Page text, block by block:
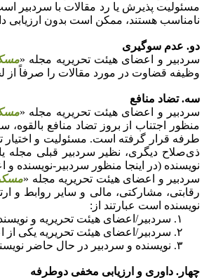
مسئولیت پذیرش یا رد مقالات با سردبیر
نامناسب هستند، ممکن است بدون ارزیابی
دو. عدم سوگیری
سردبیر و اعضای هیئت تحریریه مجله «
وظیفه قضاوت در مورد مقالات را صرفاً از
سه. تضاد منافع
سردبیر و اعضای هیئت تحریریه مجله «
منظور اجتناب از بروز تضاد منافع بالقوه،
طرفه قرار گرفته است. مسئولیت و اختیار
ذی‌صلاح دیگری، نظیر سردبیر قبلی مجله
نویسنده (در اینجا منظور سردبیر-
سردبیر و اعضای هیئت تحریریه مجله «
رقابتی، مشارکتی، مالی و سایر روابط و
نویسنده است عبارتند از:
چهار. داوری و ارزیابی مخفی دوطرفه